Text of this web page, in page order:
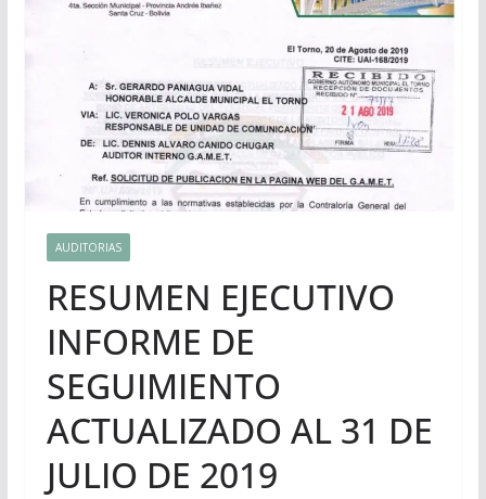
AUDITORIAS
RESUMEN EJECUTIVO
INFORME DE
SEGUIMIENTO
ACTUALIZADO AL 31 DE
JULIO DE 2019